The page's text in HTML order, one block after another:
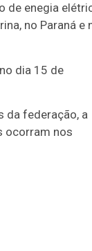
de enegia
no Paraná e
dia 15 de
da federação, a
ocorram nos